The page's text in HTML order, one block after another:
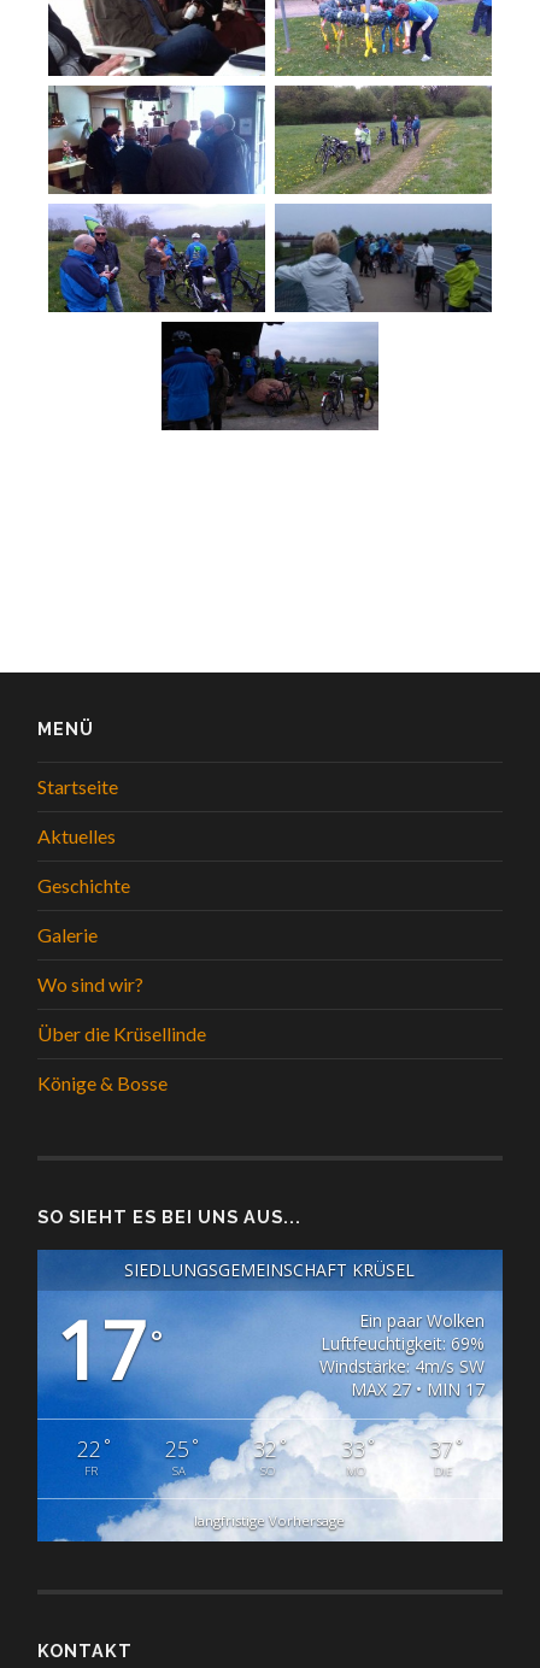
MENÜ
Startseite
Aktuelles
Geschichte
Galerie
Wo sind wir?
Über die Krüsellinde
Könige & Bosse
SO SIEHT ES BEI UNS AUS...
SIEDLUNGSGEMEINSCHAFT KRÜSEL
17°
Ein paar Wolken
Luftfeuchtigkeit: 69%
Windstärke: 4m/s SW
MAX 27 • MIN 17
22 °
FR
25°
SA
32°
SO
33°
MO
37°
DIE
langfristige Vorhersage
KONTAKT